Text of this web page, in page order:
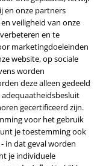
en onze partners
veiligheid van onze
en te
marketingdoeleinden
website, op sociale
worden
deze alleen gedeeld
gecertificeerd zijn.
voor het gebruik
je toestemming ook
- in dat geval worden
je individuele